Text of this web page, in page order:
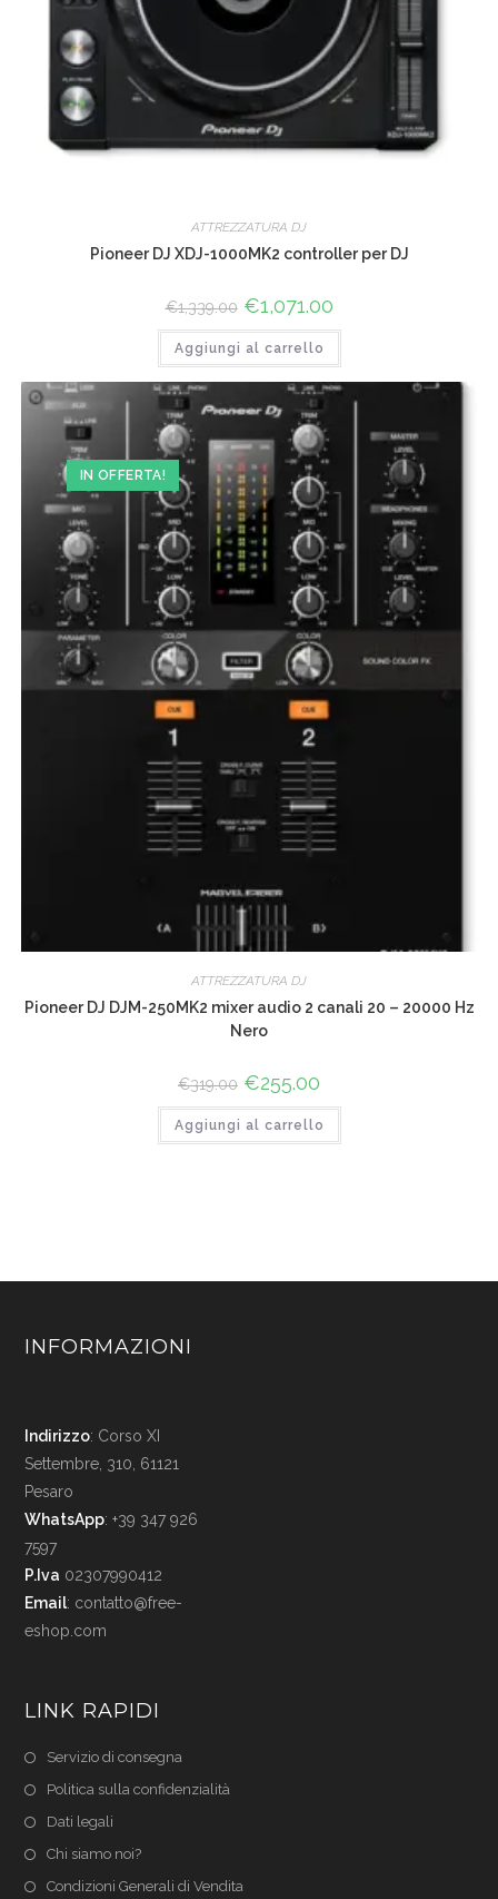
ATTREZZATURA DJ
Pioneer DJ XDJ-1000MK2 controller per DJ
€1,339.00 Il
prezzo
originale
era:
€1,339.00.
€1,071.00Il
attuale
€1,071.00.
Aggiungi al carrello
IN OFFERTA!
ATTREZZATURA DJ
Pioneer DJ DJM-250MK2 mixer audio 2 canali 20 – 20000 Hz
Nero
€319.00 Il
prezzo
originale
era:
€319.00.
€255.00
attuale
è:
€255.00.
Aggiungi al carrello
INFORMAZIONI
Indirizzo: Corso XI
Settembre, 310, 61121
Pesaro
WhatsApp: +39 347 926
7597
P.Iva 02307990412
Email: contatto@free-
eshop.com
LINK RAPIDI
Servizio di consegna
Politica sulla confidenzialità
Dati legali
Chi siamo noi?
Condizioni Generali di Vendita